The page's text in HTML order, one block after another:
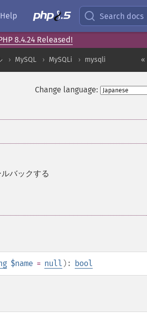
Help Search docs
8.4.24 Released!
«
MySQL MySQLi mysqli
Change language:
バックする
$name = null ): bool